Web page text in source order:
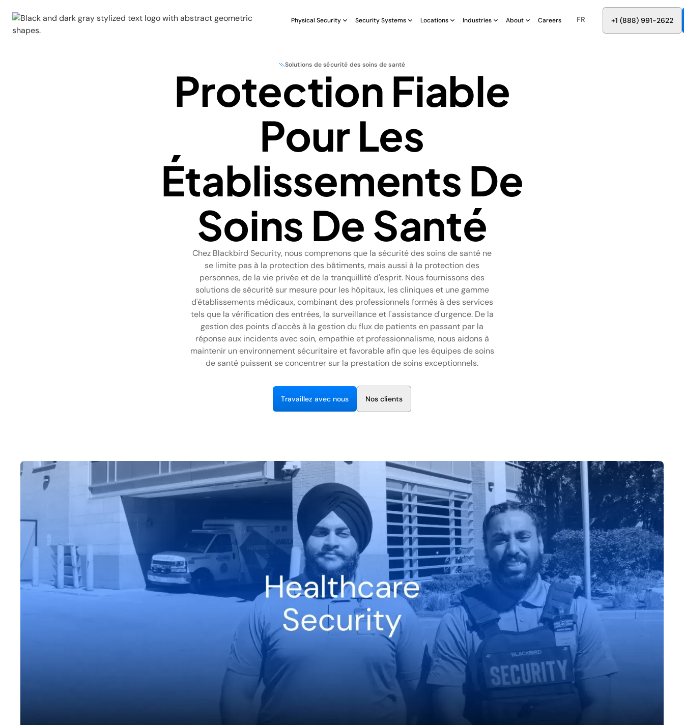
Physical Security Security Systems Locations Industries About Careers FR +1 (888) 991-2622
Solutions de sécurité des soins de santé
Protection Fiable
Pour Les
Établissements De
Soins De Santé
Chez Blackbird Security, nous comprenons que la sécurité des soins de santé ne
se limite pas à la protection des bâtiments, mais aussi à la protection des
personnes, de la vie privée et de la tranquillité d'esprit. Nous fournissons des
solutions de sécurité sur mesure pour les hôpitaux, les cliniques et une gamme
d'établissements médicaux, combinant des professionnels formés à des services
tels que la vérification des entrées, la surveillance et l'assistance d'urgence. De la
gestion des points d'accès à la gestion du flux de patients en passant par la
réponse aux incidents avec soin, empathie et professionnalisme, nous aidons à
maintenir un environnement sécuritaire et favorable afin que les équipes de soins
de santé puissent se concentrer sur la prestation de soins exceptionnels.
Travaillez avec nous Nos clients